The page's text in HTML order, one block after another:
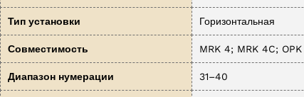
Тип установки Горизонтальная
Совместимость MRK 4; MRK 4C;
Диапазон нумерации 31–40